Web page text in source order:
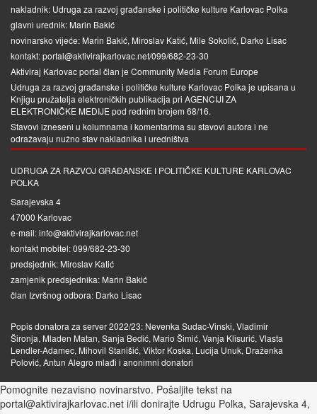
nakladnik: Udruga za razvoj građanske i političke kulture Karlovac Polka
glavni urednik: Marin Bakić
novinarsko vijeće: Marin Bakić, Miroslav Katić, Mile Sokolić, Darko Lisac
kontakt: portal@aktivirajkarlovac.net/099/682-23-30
Aktiviraj Karlovac portal član je Community Media Forum Europe
Udruga za razvoj građanske i političke kulture Karlovac Polka je upisana u
Knjigu pružatelja elektroničkih publikacija pri AGENCIJI ZA
ELEKTRONIČKE MEDIJEpod rednim brojem 68/16.
Stavovi izneseni u kolumnama i komentarima su stavovi autora i ne
odražavaju nužno stav nakladnika i uredništva
UDRUGA ZA RAZVOJ GRAĐANSKE I POLITIČKE KULTURE KARLOVAC
POLKA
Sarajevska 4
47000 Karlovac
e-mail: info@aktivirajkarlovac.net
kontakt mobitel: 099/682-23-30
predsjednik: Miroslav Katić
zamjenik predsjednika: Marin Bakić
član Izvršnog odbora: Darko Lisac
Popis donatora za server 2022/23: Nevenka Sudac-Vinski, Vladimir
Šironja, Mladen Matan, Sanja Bedić, Mario Šimić, Vanja Klisurić, Vlasta
Lendler-Adamec, Mihovil Stanišić, Viktor Koska, Lucija Unuk, Draženka
Polović, Antun Alegro mlađi i anonimni donatori
Pomognite nezavisno novinarstvo. Pošaljite tekst na
portal@aktivirajkarlovac.net i/ili donirajte Udrugu Polka, Sarajevska 4,